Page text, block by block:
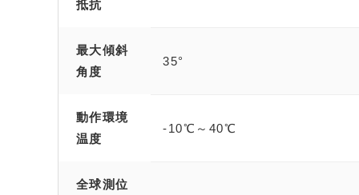
抵抗
最大傾斜
角度
35°
動作環境
温度
-10℃～40℃
全球測位